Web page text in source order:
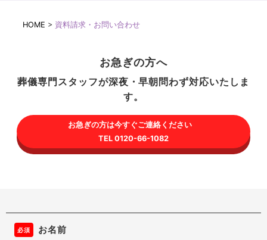
HOME > 資料請求・お問い合わせ
お急ぎの方へ
葬儀専門スタッフが深夜・早朝問わず対応いたしま
す。
お急ぎの方は今すぐご連絡ください
TEL 0120-66-1082
必須 お名前